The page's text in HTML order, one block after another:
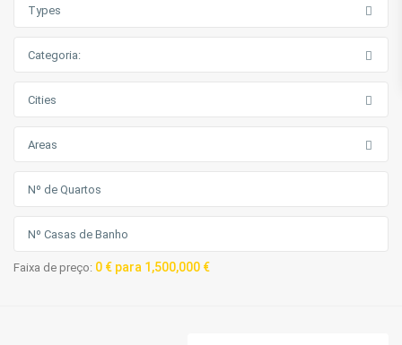
Types
Categoria:
Cities
Areas
Faixa de preço: 0 € para 1,500,000 €